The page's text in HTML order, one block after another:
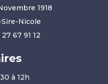
1918
Nicole
67 91 12
à 12h